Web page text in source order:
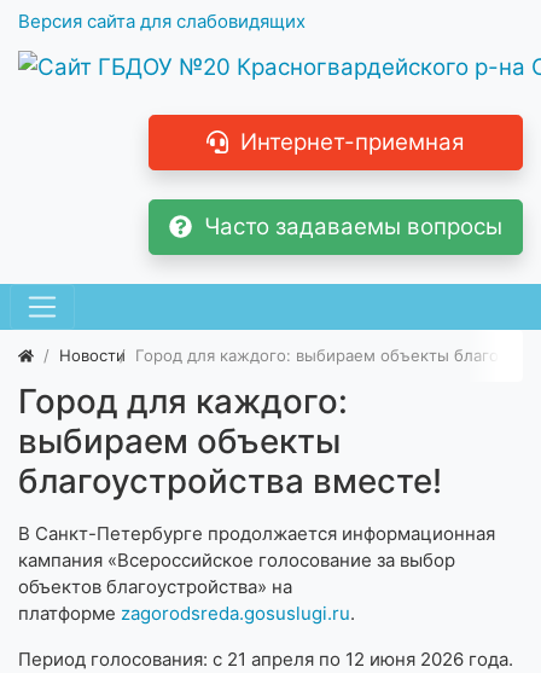
Версия сайта для слабовидящих
Интернет-приемная
Часто задаваемы вопросы
Новости Город для каждого: выбираем объекты
Город для каждого:
выбираем объекты
благоустройства вместе!
В Санкт-Петербурге продолжается информационная
кампания «Всероссийское голосование за выбор
объектов благоустройства» на
платформе zagorodsreda.gosuslugi.ru.
Период голосования: с 21 апреля по 12 июня 2026 года.